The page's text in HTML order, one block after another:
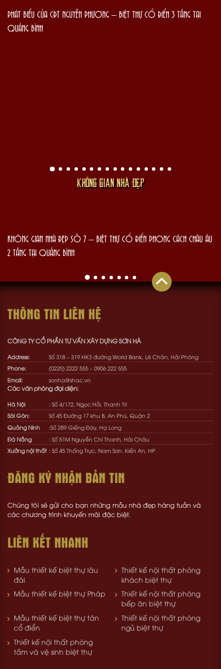
PHÁT BIỂU CỦA CĐT NGUYỄN PHƯƠNG – BIỆT THỰ CỔ ĐIỂN 3 TẦNG TẠI
QUẢNG BÌNH
KHÔNG GIAN NHÀ ĐẸP
KHÔNG GIAN NHÀ ĐẸP SỐ 7 – BIỆT THỰ CỔ ĐIỂN PHONG CÁCH CHÂU ÂU
2 TẦNG TẠI QUẢNG BÌNH
THÔNG TIN LIÊN HỆ
CÔNG TY CỔ PHẦN TƯ VẤN XÂY DỰNG SƠN HÀ
Address:
Số 318 – 319 HK3 đường World Bank, Lê Chân, Hải Phòng
Phone:
(0225) 2222 555 – 0906 222 555
Email:
sonha@shac.vn
Các văn phòng đại diện:
Hà Nội
: Số 4/172, Ngọc Hồi, Thanh Trì
Sài Gòn:
Số 45 Đường 17 khu B, An Phú, Quận 2
Quảng Ninh
:Số 289 Giếng Đáy, Hạ Long
Đà Nẵng
: Số 51M Nguyễn Chí Thanh, Hải Châu
Xưởng nội thất : Số 45 Thống Trực, Nam Sơn. Kiến An, HP
ĐĂNG KÝ NHẬN BẢN TIN
Chúng tôi sẽ gửi cho bạn những mẫu nhà đẹp hàng tuần và
các chương trình khuyến mãi đặc biệt.
LIÊN KẾT NHANH
Mẫu thiết kế biệt thự lâu
đài
Thiết kế nội thất phòng
khách biệt thự
Mẫu thiết kế biệt thự Pháp
Thiết kế nội thất phòng
bếp ăn biệt thự
Mẫu thiết kế biệt thự tân
cổ điển
Thiết kế nội thất phòng
ngủ biệt thự
Thiết kế nội thất phòng
tắm và vệ sinh biệt thự